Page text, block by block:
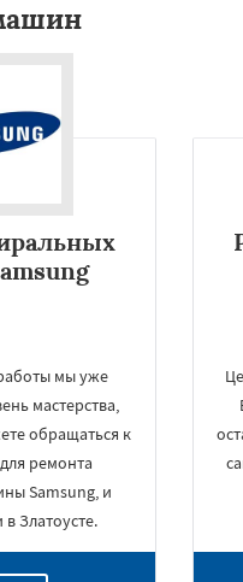
мы уже
мастерства,
обращаться к
ремонта
Samsung, и
Златоусте.